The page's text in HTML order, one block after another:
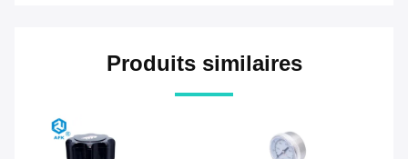
Produits similaires